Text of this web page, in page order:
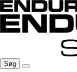
Søg